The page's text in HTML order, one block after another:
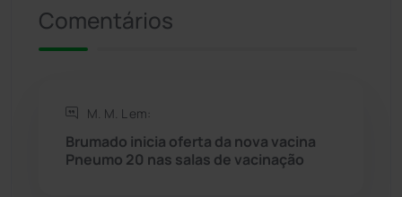
Riacho de Santana
Rio de Contas
Rio do Antônio
Comentários
M. M. L em:
Brumado inicia oferta da nova vacina
Pneumo 20 nas salas de vacinação